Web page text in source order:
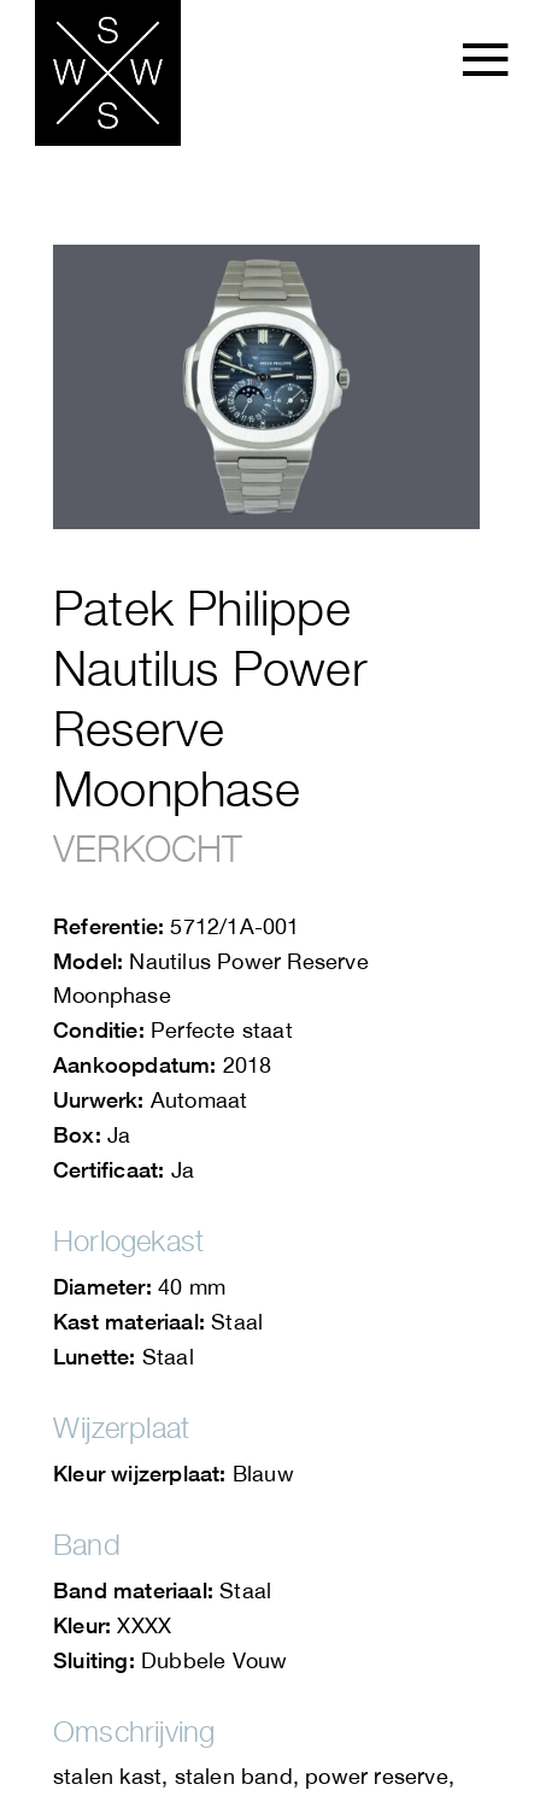
Patek Philippe
Nautilus Power
Reserve
Moonphase
VERKOCHT
Referentie: 5712/1A-001
Model: Nautilus Power Reserve
Moonphase
Conditie: Perfecte staat
Aankoopdatum: 2018
Uurwerk: Automaat
Box: Ja
Certificaat: Ja
Horlogekast
Diameter: 40 mm
Kast materiaal: Staal
Lunette: Staal
Wijzerplaat
Kleur wijzerplaat: Blauw
Band
Band materiaal: Staal
Kleur: XXXX
Sluiting: Dubbele Vouw
Omschrijving
stalen kast, stalen band, power reserve,